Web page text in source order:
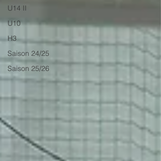
U14 II
U10
H3
Saison 24/25
Saison 25/26